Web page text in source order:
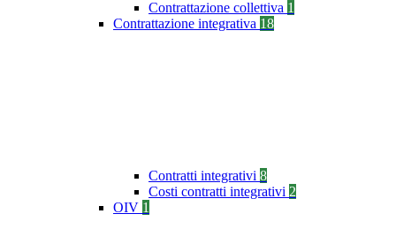
Contrattazione collettiva 1
Contrattazione integrativa 18
Contratti integrativi 8
Costi contratti integrativi 2
OIV 1